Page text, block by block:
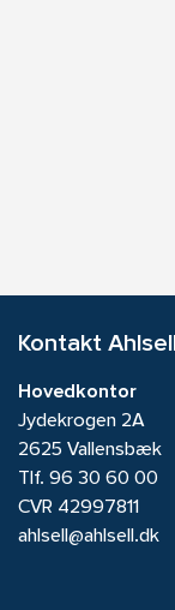
Kontakt
Hovedkontor
Jydekrogen 2A
2625 Vallensbæk
Tlf. 96 30 60 00
CVR 42997811
ahlsell@ahlsell.dk